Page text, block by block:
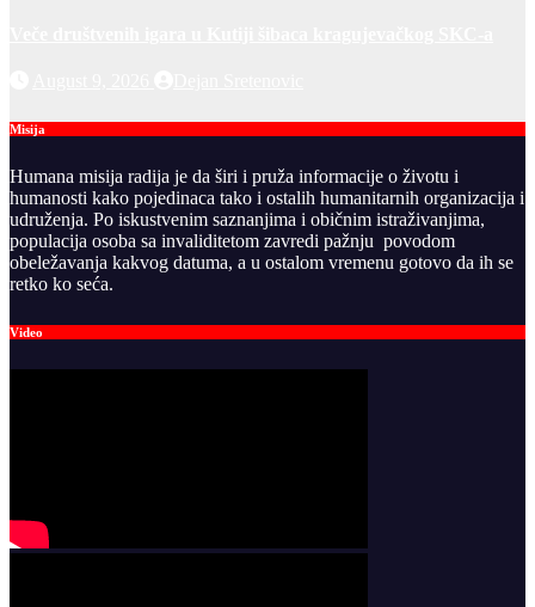
Misija
Humana misija radija je da širi i pruža informacije o životu i
humanosti kako pojedinaca tako i ostalih humanitarnih organizacija i
udruženja. Po iskustvenim saznanjima i običnim istraživanjima,
populacija osoba sa invaliditetom zavredi pažnju povodom
obeležavanja kakvog datuma, a u ostalom vremenu gotovo da ih se
retko ko seća.
Video